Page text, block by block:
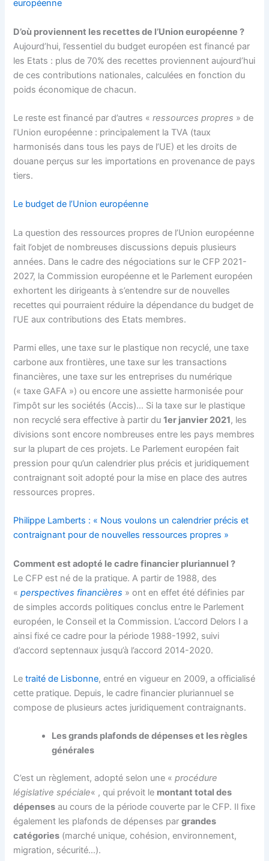
européenne
D’où proviennent les recettes de l’Union européenne ?
Aujourd’hui, l’essentiel du budget européen est financé par
les Etats : plus de 70% des recettes proviennent aujourd’hui
de ces contributions nationales, calculées en fonction du
poids économique de chacun.
Le reste est financé par d’autres «ressources propres » de
l’Union européenne : principalement la TVA (taux
harmonisés dans tous les pays de l’UE) et les droits de
douane perçus sur les importations en provenance de pays
tiers.
Le budget de l’Union européenne
La question des ressources propres de l’Union européenne
fait l’objet de nombreuses discussions depuis plusieurs
années. Dans le cadre des négociations sur le CFP 2021-
2027, la Commission européenne et le Parlement européen
exhortent les dirigeants à s’entendre sur de nouvelles
recettes qui pourraient réduire la dépendance du budget de
l’UE aux contributions des Etats membres.
Parmi elles, une taxe sur le plastique non recyclé, une taxe
carbone aux frontières, une taxe sur les transactions
financières, une taxe sur les entreprises du numérique
(« taxe GAFA ») ou encore une assiette harmonisée pour
l’impôt sur les sociétés (Accis)… Si la taxe sur le plastique
non recyclé sera effective à partir du1er janvier 2021, les
divisions sont encore nombreuses entre les pays membres
sur la plupart de ces projets. Le Parlement européen fait
pression pour qu’un calendrier plus précis et juridiquement
contraignant soit adopté pour la mise en place des autres
ressources propres.
Philippe Lamberts : « Nous voulons un calendrier précis et
contraignant pour de nouvelles ressources propres »
Comment est adopté le cadre financier pluriannuel ?
Le CFP est né de la pratique. A partir de 1988, des
«perspectives financières » ont en effet été définies par
de simples accords politiques conclus entre le Parlement
européen, le Conseil et la Commission. L’accord Delors I a
ainsi fixé ce cadre pour la période 1988-1992, suivi
d’accord septennaux jusqu’à l’accord 2014-2020.
Letraité de Lisbonne, entré en vigueur en 2009, a officialisé
cette pratique. Depuis, le cadre financier pluriannuel se
compose de plusieurs actes juridiquement contraignants.
Les grands plafonds de dépenses et les règles
générales
C’est un règlement, adopté selon une «procédure
législative spéciale« , qui prévoit le montant total des
dépenses au cours de la période couverte par le CFP. Il fixe
également les plafonds de dépenses pargrandes
catégories (marché unique, cohésion, environnement,
migration, sécurité…).